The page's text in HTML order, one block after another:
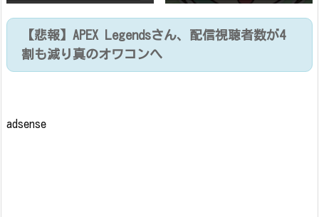
【悲報】APEX Legendsさん、配信視聴者数が4
割も減り真のオワコンへ
adsense